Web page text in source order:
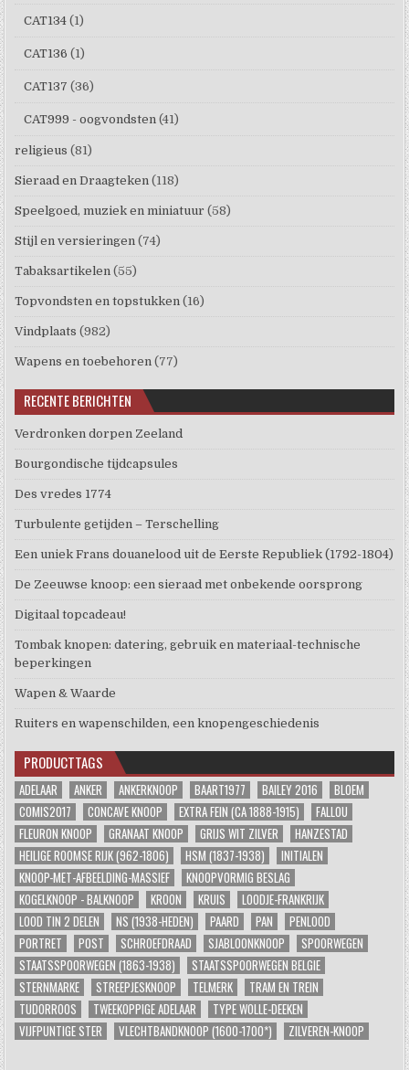
CAT134 (1)
CAT136 (1)
CAT137 (36)
CAT999 - oogvondsten (41)
religieus (81)
Sieraad en Draagteken (118)
Speelgoed, muziek en miniatuur (58)
Stijl en versieringen (74)
Tabaksartikelen (55)
Topvondsten en topstukken (16)
Vindplaats (982)
Wapens en toebehoren (77)
RECENTE BERICHTEN
Verdronken dorpen Zeeland
Bourgondische tijdcapsules
Des vredes 1774
Turbulente getijden – Terschelling
Een uniek Frans douanelood uit de Eerste Republiek (1792-1804)
De Zeeuwse knoop: een sieraad met onbekende oorsprong
Digitaal topcadeau!
Tombak knopen: datering, gebruik en materiaal-technische
beperkingen
Wapen & Waarde
Ruiters en wapenschilden, een knopengeschiedenis
PRODUCTTAGS
ADELAAR ANKER ANKERKNOOP BAART1977 BAILEY 2016
BLOEM
COMIS2017
CONCAVE KNOOP EXTRA FEIN (CA 1888-1915)
FALLOU
FLEURON KNOOP
GRANAAT KNOOP GRIJS WIT ZILVER
HANZESTAD
HEILIGE ROOMSE RIJK (962-1806)
HSM (1837-1938)
INITIALEN
KNOOP-MET-AFBEELDING-MASSIEF
KNOOPVORMIG BESLAG
KOGELKNOOP - BALKNOOP
KROON KRUIS
LOODJE-FRANKRIJK
LOOD TIN 2 DELEN
NS (1938-HEDEN) PAARD PAN
PENLOOD
PORTRET
POST SCHROEFDRAAD SJABLOONKNOOP
SPOORWEGEN
STAATSSPOORWEGEN (1863-1938)
STAATSSPOORWEGEN BELGIE
STERNMARKE
STREEPJESKNOOP TELMERK
TRAM EN TREIN
TUDORROOS
TWEEKOPPIGE ADELAAR
TYPE WOLLE-DEEKEN
VIJFPUNTIGE STER
VLECHTBANDKNOOP (1600-1700*) ZILVEREN-KNOOP